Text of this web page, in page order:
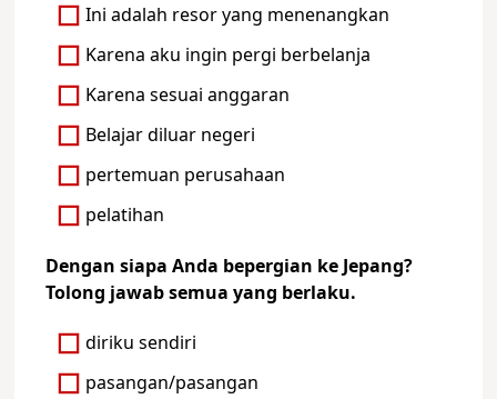
Ini adalah resor yang menenangkan
Karena aku ingin pergi berbelanja
Karena sesuai anggaran
Belajar diluar negeri
pertemuan perusahaan
pelatihan
Dengan siapa Anda bepergian ke Jepang?
Tolong jawab semua yang berlaku.
diriku sendiri
pasangan/pasangan